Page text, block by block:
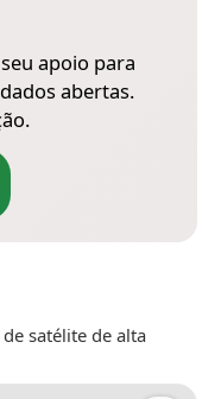
apoio para
abertas.
satélite de alta